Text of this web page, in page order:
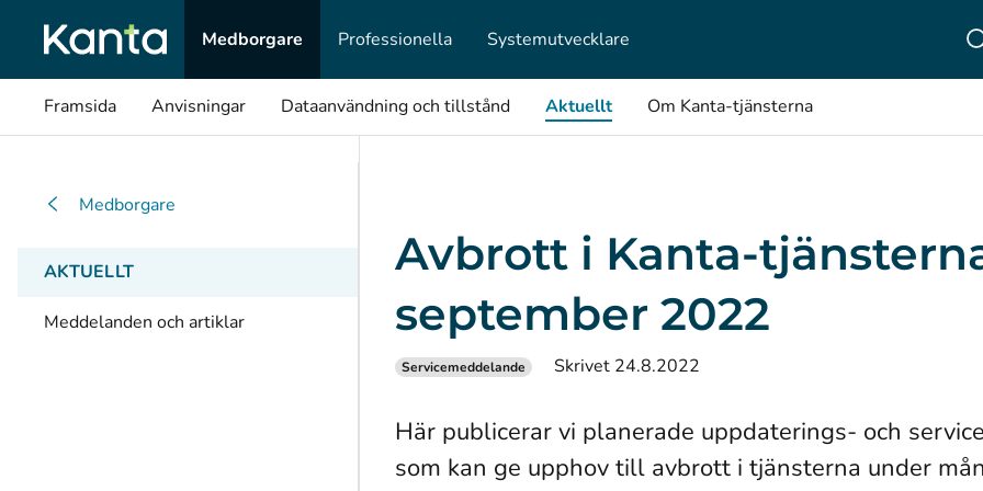
Medborgare
Professionella Systemutvecklare
Framsida Anvisningar Dataanvändning och tillstånd Aktuellt Om Kanta-tjänsterna
Medborgare
AKTUELLT
Meddelanden och artiklar
Avbrott i Kanta-
september 2022
Servicemeddelande Skrivet 24.8.2022
Här publicerar vi planerade uppdaterings- och
som kan ge upphov till avbrott i tjänsterna under